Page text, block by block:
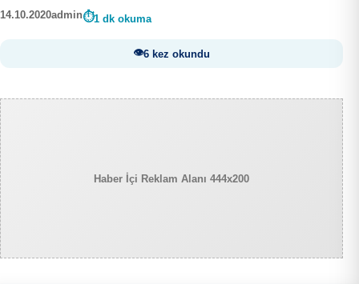
14.10.2020admin 1 dk okuma
6 kez okundu
Haber İçi Reklam Alanı 444x200